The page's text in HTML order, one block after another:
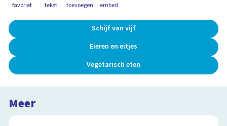
favoriet tekst toevoegen embed
Schijf van vijf
Eieren en eitjes
Vegetarisch eten
Meer